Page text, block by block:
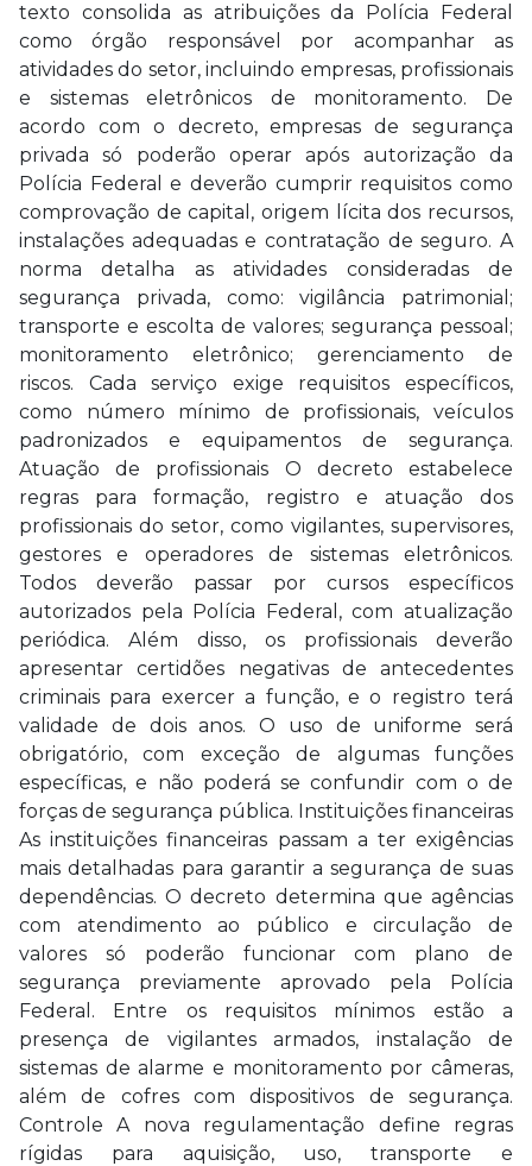
texto consolida as atribuições da Polícia Federal
como órgão responsável por acompanhar as
atividades do setor, incluindo empresas, profissionais
e sistemas eletrônicos de monitoramento. De
acordo com o decreto, empresas de segurança
privada só poderão operar após autorização da
Polícia Federal e deverão cumprir requisitos como
comprovação de capital, origem lícita dos recursos,
instalações adequadas e contratação de seguro. A
norma detalha as atividades consideradas de
segurança privada, como: vigilância patrimonial;
transporte e escolta de valores; segurança pessoal;
monitoramento eletrônico; gerenciamento de
riscos. Cada serviço exige requisitos específicos,
como número mínimo de profissionais, veículos
padronizados e equipamentos de segurança.
Atuação de profissionais O decreto estabelece
regras para formação, registro e atuação dos
profissionais do setor, como vigilantes, supervisores,
gestores e operadores de sistemas eletrônicos.
Todos deverão passar por cursos específicos
autorizados pela Polícia Federal, com atualização
periódica. Além disso, os profissionais deverão
apresentar certidões negativas de antecedentes
criminais para exercer a função, e o registro terá
validade de dois anos. O uso de uniforme será
obrigatório, com exceção de algumas funções
específicas, e não poderá se confundir com o de
forças de segurança pública. Instituições financeiras
As instituições financeiras passam a ter exigências
mais detalhadas para garantir a segurança de suas
dependências. O decreto determina que agências
com atendimento ao público e circulação de
valores só poderão funcionar com plano de
segurança previamente aprovado pela Polícia
Federal. Entre os requisitos mínimos estão a
presença de vigilantes armados, instalação de
sistemas de alarme e monitoramento por câmeras,
além de cofres com dispositivos de segurança.
Controle A nova regulamentação define regras
rígidas para aquisição, uso, transporte e